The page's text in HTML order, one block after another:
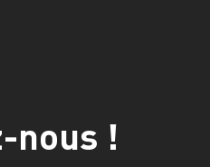
nous !